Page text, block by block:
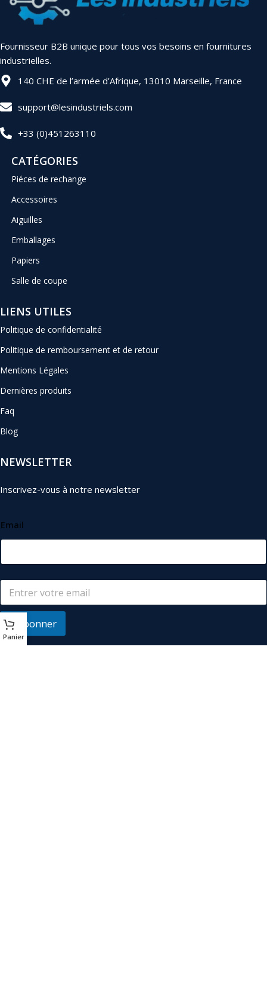
Fournisseur B2B unique pour tous vos besoins en fournitures
industrielles.
140 CHE de l’armée d’Afrique, 13010 Marseille, France
support@lesindustriels.com
+33 (0)451263110
CATÉGORIES
Piéces de rechange
Accessoires
Aiguilles
Emballages
Papiers
Salle de coupe
LIENS UTILES
Politique de confidentialité
Politique de remboursement et de retour
Mentions Légales
Dernières produits
Faq
Blog
NEWSLETTER
Inscrivez-vous à notre newsletter
Email
S'abonner
Panier